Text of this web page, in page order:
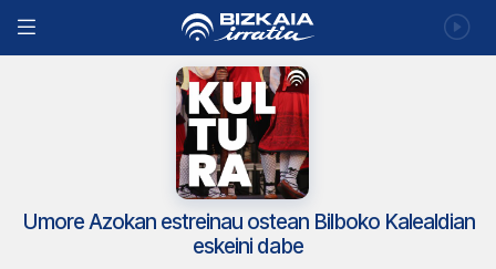
Umore Azokan estreinau ostean Bilboko Kalealdian
eskeini dabe